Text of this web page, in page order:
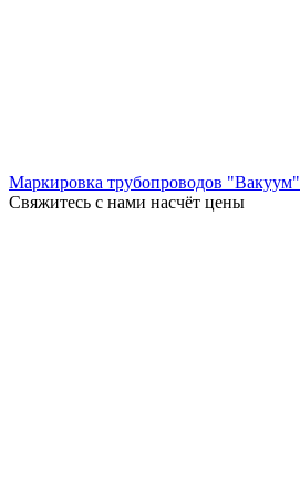
Маркировка трубопроводов "Вакуум"
Свяжитесь с нами насчёт цены